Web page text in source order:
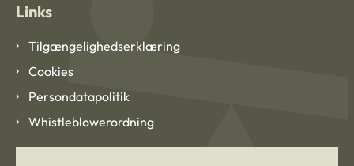
Links
Tilgængelighedserklæring
Cookies
Persondatapolitik
Whistleblowerordning